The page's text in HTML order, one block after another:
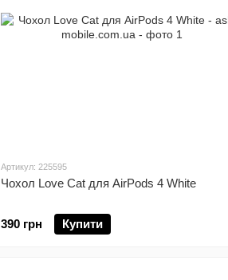
Артикул: 225595
Чохол Love Cat для AirPods 4 White
390 грн Купити